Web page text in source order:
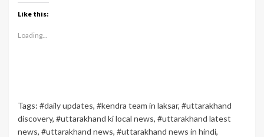
Like this:
Loading...
Tags: #daily updates, #kendra team in laksar, #uttarakhand
discovery, #uttarakhand ki local news, #uttarakhand latest
news, #uttarakhand news, #uttarakhand news in hindi,